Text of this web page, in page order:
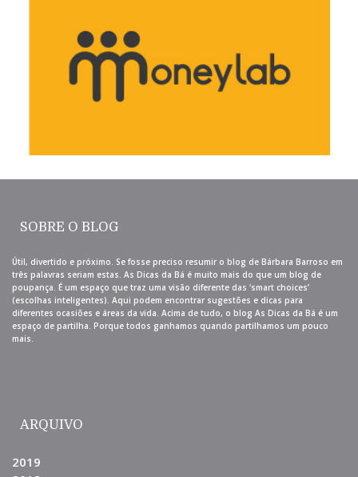
SOBRE O BLOG
Útil, divertido e próximo. Se fosse preciso resumir o blog de Bárbara Barroso em
três palavras seriam estas. As Dicas da Bá é muito mais do que um blog de
poupança. É um espaço que traz uma visão diferente das ‘smart choices’
(escolhas inteligentes). Aqui podem encontrar sugestões e dicas para
diferentes ocasiões e áreas da vida. Acima de tudo, o blog As Dicas da Bá é um
espaço de partilha. Porque todos ganhamos quando partilhamos um pouco
mais.
ARQUIVO
2019